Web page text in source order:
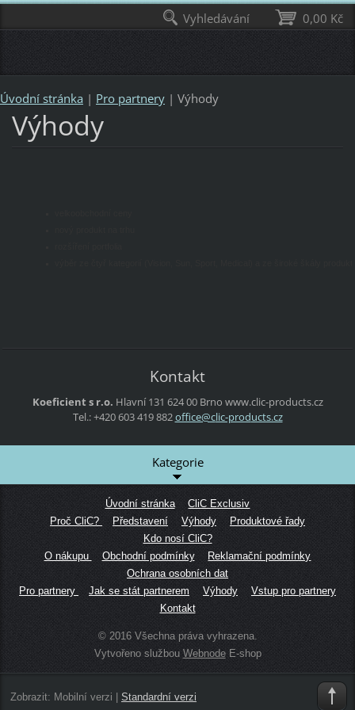
Úvodní stránka | Pro partnery | Výhody
Výhody
Kontakt
Koeficient s r.o. Hlavní 131 624 00 Brno www.clic-products.cz
Tel.: +420 603 419 882office@clic-products.cz
Kategorie
Úvodní stránka
CliC Exclusiv
Proč CliC?
Představení Výhody
Produktové řady
Kdo nosí CliC?
O nákupu
Obchodní podmínky
Reklamační podmínky
Ochrana osobních dat
Pro partnery
Jak se stát partnerem Výhody
Vstup pro partnery
Kontakt
© 2016 Všechna práva vyhrazena.
Vytvořeno službou WebnodeE-shop
Zobrazit: Mobilní verzi Standardní verzi
0,00 Kč
Vyhledávání